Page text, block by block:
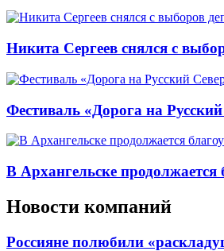
Никита Сергеев снялся с
Фестиваль «Дорога на
В Архангельске продолжается
Новости компаний
Россияне полюбили